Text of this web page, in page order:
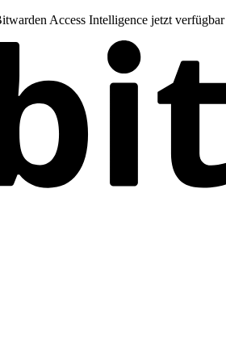
Access Intelligence jetzt verfügbar